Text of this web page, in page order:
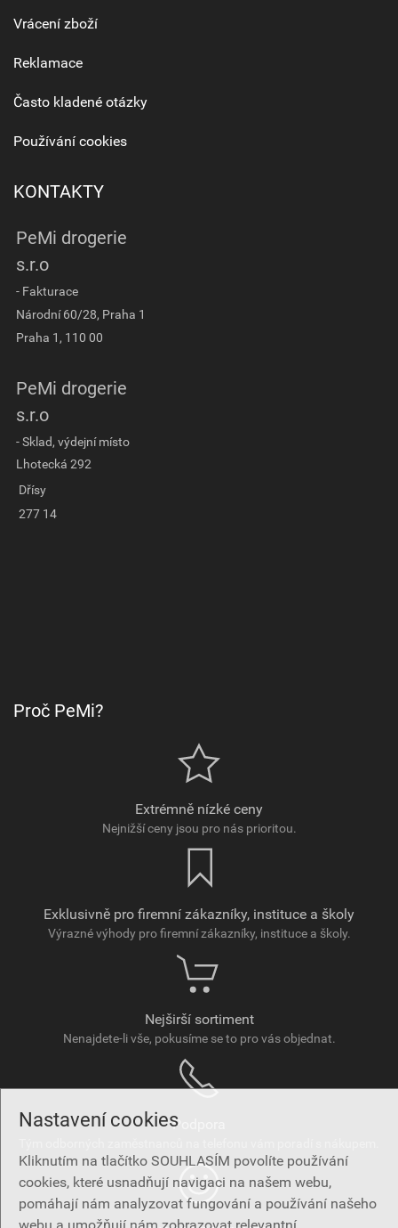
Nastavení cookies
Kliknutím na tlačítko SOUHLASÍM povolíte používání
cookies, které usnadňují navigaci na našem webu,
pomáhají nám analyzovat fungování a používání našeho
Vrácení zboží
Reklamace
Často kladené otázky
Používání cookies
KONTAKTY
PeMi drogerie
s.r.o
- Fakturace
Národní 60/28, Praha 1
Praha 1, 110 00
PeMi drogerie
s.r.o
- Sklad, výdejní místo
Lhotecká 292
Dřísy
277 14
Proč PeMi?
Extrémně nízké ceny
Nejnižší ceny jsou pro nás prioritou.
Exklusivně pro firemní zákazníky, instituce a školy
Výrazné výhody pro firemní zákazníky, instituce a školy.
Nejširší sortiment
Nenajdete-li vše, pokusíme se to pro vás objednat.
Podpora